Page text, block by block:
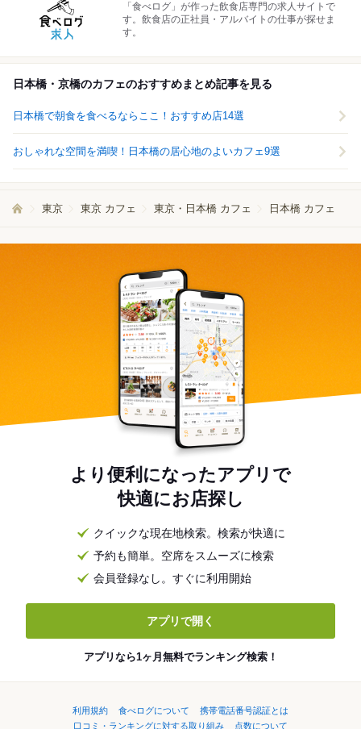
「食べログ」が作った飲食店専門の求人サイトで
す。飲食店の正社員・アルバイトの仕事が探せま
す。
日本橋・京橋のカフェのおすすめまとめ記事を見る
日本橋で朝食を食べるならここ！おすすめ店14選
おしゃれな空間を満喫！日本橋の居心地のよいカフェ9選
東京 東京 カフェ 東京・日本橋 カフェ 日本橋 カフェ
より便利になったアプリで
快適にお店探し
クイックな現在地検索。検索が快適に
予約も簡単。空席をスムーズに検索
会員登録なし。すぐに利用開始
アプリで開く
アプリなら1ヶ月無料でランキング検索！
利用規約 食べログについて
携帯電話番号認証とは
口コミ・ランキングに対する取り組み
点数について